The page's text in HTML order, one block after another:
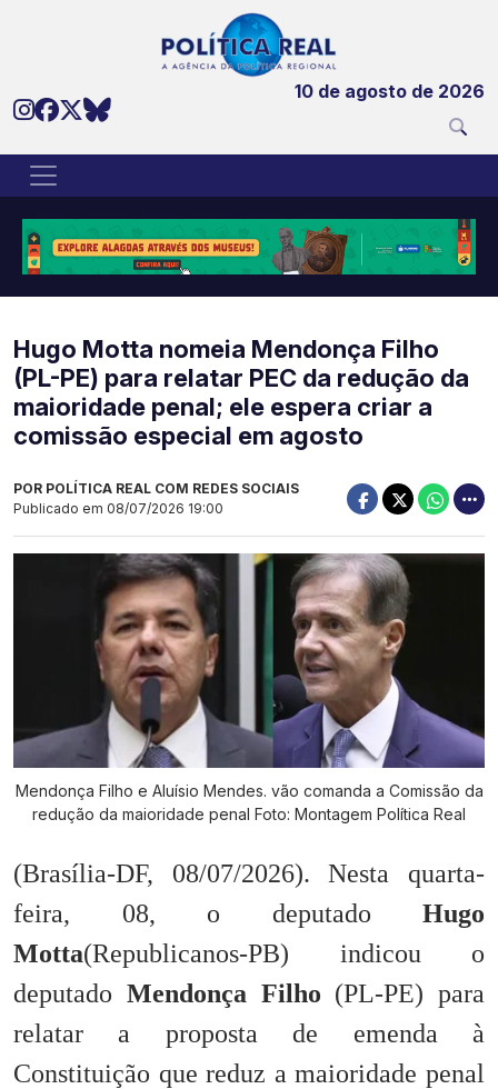
10 de agosto de 2026
Hugo Motta nomeia Mendonça Filho
(PL-PE) para relatar PEC da redução da
maioridade penal; ele espera criar a
comissão especial em agosto
POR POLÍTICA REAL COM REDES SOCIAIS
Publicado em 08/07/2026 19:00
Mendonça Filho e Aluísio Mendes. vão comanda a Comissão da
redução da maioridade penal Foto: Montagem Política Real
(Brasília-DF, 08/07/2026). Nesta quarta-
feira, 08, o deputado Hugo
Motta(Republicanos-PB) indicou o
deputado Mendonça Filho (PL-PE) para
relatar a proposta de emenda à
Constituição que reduz a maioridade penal